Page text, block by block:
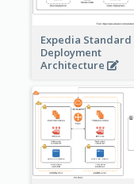
Expedia Standard
Deployment
Architecture